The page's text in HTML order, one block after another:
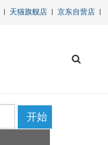
| 天猫旗舰店 | 京东自营店 |
开始